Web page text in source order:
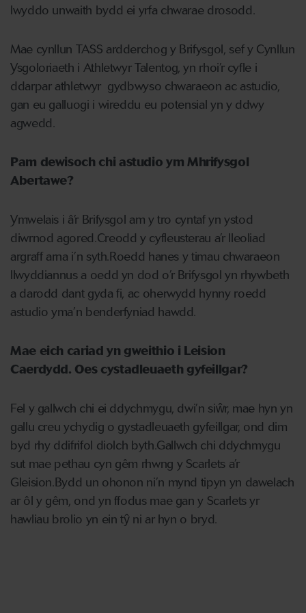
lwyddo unwaith bydd ei yrfa chwarae drosodd.
Mae cynllun TASS ardderchog y Brifysgol, sef y Cynllun
Ysgoloriaeth i Athletwyr Talentog, yn rhoi’r cyfle i
ddarpar athletwyr gydbwyso chwaraeon ac astudio,
gan eu galluogi i wireddu eu potensial yn y ddwy
agwedd.
Pam dewisoch chi astudio ym Mhrifysgol
Abertawe?
Ymwelais i â’r Brifysgol am y tro cyntaf yn ystod
diwrnod agored.Creodd y cyfleusterau a’r lleoliad
argraff arna i’n syth.Roedd hanes y timau chwaraeon
llwyddiannus a oedd yn dod o’r Brifysgol yn rhywbeth
a darodd dant gyda fi, ac oherwydd hynny roedd
astudio yma’n benderfyniad hawdd.
Mae eich cariad yn gweithio i Leision
Caerdydd. Oes cystadleuaeth gyfeillgar?
Fel y gallwch chi ei ddychmygu, dwi’n siŵr, mae hyn yn
gallu creu ychydig o gystadleuaeth gyfeillgar, ond dim
byd rhy ddifrifol diolch byth.Gallwch chi ddychmygu
sut mae pethau cyn gêm rhwng y Scarlets a’r
Gleision.Bydd un ohonon ni’n mynd tipyn yn dawelach
ar ôl y gêm, ond yn ffodus mae gan y Scarlets yr
hawliau brolio yn ein tŷ ni ar hyn o bryd.